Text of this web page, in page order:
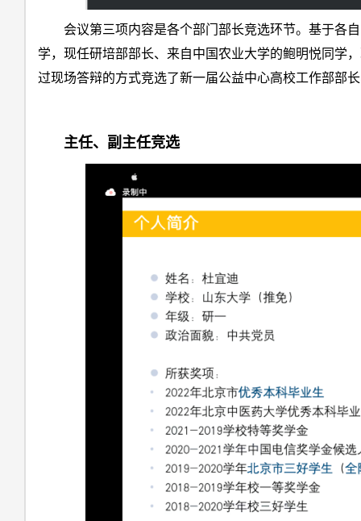
会议第三项内容是各个部门部长竞选环节。基于各
学，现任研培部部长、来自中国农业大学的鲍明悦同学
过现场答辩的方式竞选了新一届公益中心高校工作部部
主任、副主任竞选